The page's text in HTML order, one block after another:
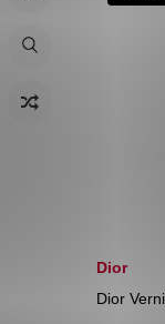
Dior
Dior